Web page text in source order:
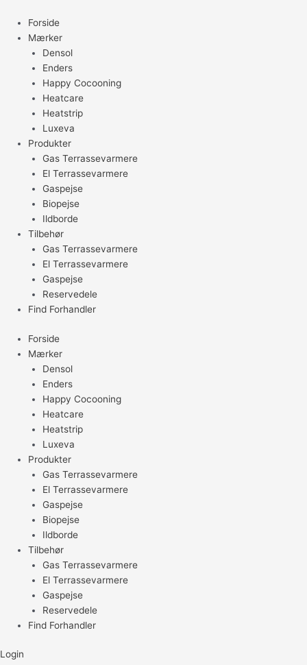
indholdet
Forside
Mærker
Densol
Enders
Happy Cocooning
Heatcare
Heatstrip
Luxeva
Produkter
Gas Terrassevarmere
El Terrassevarmere
Gaspejse
Biopejse
Ildborde
Tilbehør
Gas Terrassevarmere
El Terrassevarmere
Gaspejse
Reservedele
Find Forhandler
Forside
Mærker
Densol
Enders
Happy Cocooning
Heatcare
Heatstrip
Luxeva
Produkter
Gas Terrassevarmere
El Terrassevarmere
Gaspejse
Biopejse
Ildborde
Tilbehør
Gas Terrassevarmere
El Terrassevarmere
Gaspejse
Reservedele
Find Forhandler
Login